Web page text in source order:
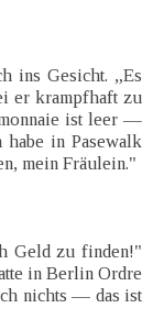
ins Gesicht. „Es
er krampfhaft zu
ist leer —
in Pasewalk
mein Fräulein."
Geld zu finden!"
in Berlin Ordre
nichts — das ist